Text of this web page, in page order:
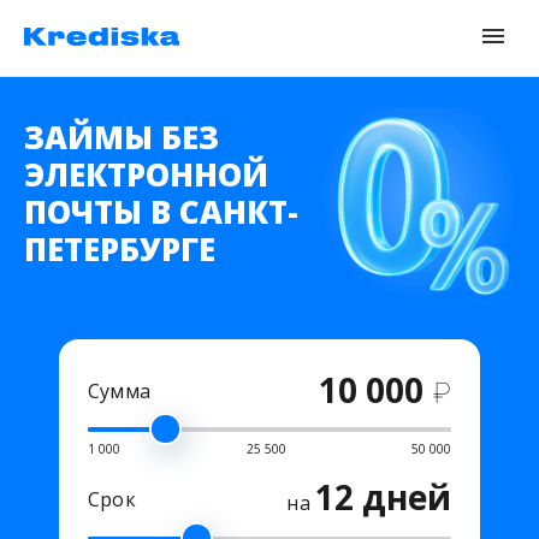
ЗАЙМЫ БЕЗ
ЭЛЕКТРОННОЙ
ПОЧТЫ В САНКТ-
ПЕТЕРБУРГЕ
Сумма 10 000 ₽
1 000 25 500 50 000
Срок на 12 дней